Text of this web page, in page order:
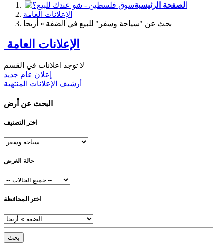
الصفحة الرئيسية
الإعلانات العامة
بحث عن "سياحة وسفر" للبيع في الضفة » أريحا
الإعلانات العامة
لا توجد اعلانات في القسم
إعلان عام جديد
أرشيف الإعلانات المنتهية
البحث عن أرض
اختر التصنيف
حالة الغرض
اختر المحافظة
بحث